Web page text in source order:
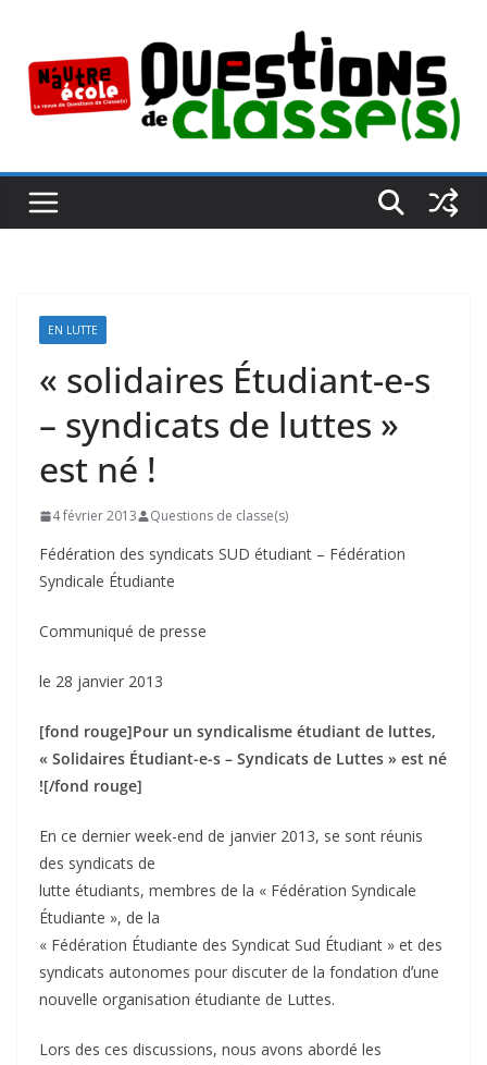
contenu
EN LUTTE
« solidaires Étudiant-e-s
– syndicats de luttes »
est né !
4 février 2013 Questions de classe(s)
Fédération des syndicats SUD étudiant – Fédération
Syndicale Étudiante
Communiqué de presse
le 28 janvier 2013
[fond rouge]Pour un syndicalisme étudiant de luttes,
« Solidaires Étudiant-e-s – Syndicats de Luttes » est né
![/fond rouge]
En ce dernier week-end de janvier 2013, se sont réunis
des syndicats de
lutte étudiants, membres de la « Fédération Syndicale
Étudiante », de la
« Fédération Étudiante des Syndicat Sud Étudiant » et des
syndicats autonomes pour discuter de la fondation dʼune
nouvelle organisation étudiante de Luttes.
Lors des ces discussions, nous avons abordé les